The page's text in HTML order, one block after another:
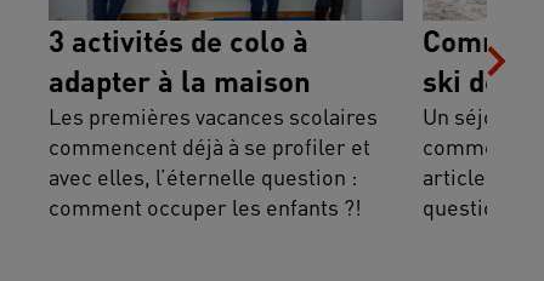
3 activités de colo à
adapter à la maison
Les premières vacances scolaires
commencent déjà à se profiler et
avec elles, l’éternelle question :
comment occuper les enfants ?!
ski de
Un séjour
comme
article se
questions